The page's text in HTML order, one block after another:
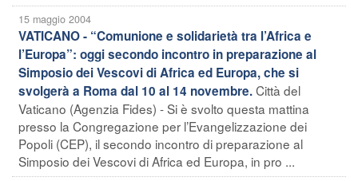
15 maggio 2004
VATICANO - “Comunione e solidarietà tra l’Africa e
l’Europa”: oggi secondo incontro in preparazione al
Simposio dei Vescovi di Africa ed Europa, che si
svolgerà a Roma dal 10 al 14 novembre.Città del
Vaticano (Agenzia Fides) - Si è svolto questa mattina
presso la Congregazione per l’Evangelizzazione dei
Popoli (CEP), il secondo incontro di preparazione al
Simposio dei Vescovi di Africa ed Europa, in pro ...